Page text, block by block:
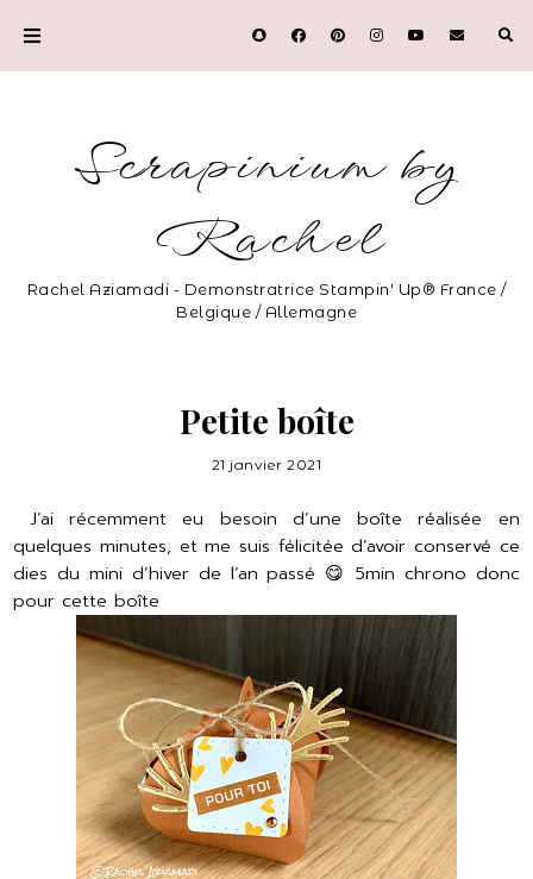
Scrapinium by
Rachel
Rachel Aziamadi - Demonstratrice Stampin' Up® France /
Belgique / Allemagne
Petite boîte
21 janvier 2021
J’ai récemment eu besoin d’une boîte réalisée en
quelques minutes, et me suis félicitée d’avoir conservé ce
dies du mini d’hiver de l’an passé 😋 5min chrono donc
pour cette boîte